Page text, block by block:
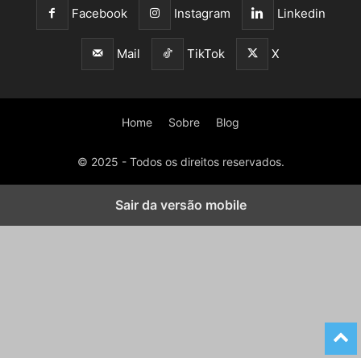
Facebook Instagram Linkedin
Mail TikTok X
Home Sobre Blog
© 2025 - Todos os direitos reservados.
Sair da versão mobile